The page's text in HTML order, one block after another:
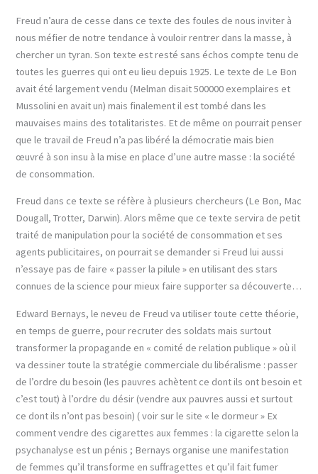
Freud n’aura de cesse dans ce texte des foules de nous inviter à
nous méfier de notre tendance à vouloir rentrer dans la masse, à
chercher un tyran. Son texte est resté sans échos compte tenu de
toutes les guerres qui ont eu lieu depuis 1925. Le texte de Le Bon
avait été largement vendu (Melman disait 500000 exemplaires et
Mussolini en avait un) mais finalement il est tombé dans les
mauvaises mains des totalitaristes. Et de même on pourrait penser
que le travail de Freud n’a pas libéré la démocratie mais bien
œuvré à son insu à la mise en place d’une autre masse : la société
de consommation.
Freud dans ce texte se réfère à plusieurs chercheurs (Le Bon, Mac
Dougall, Trotter, Darwin). Alors même que ce texte servira de petit
traité de manipulation pour la société de consommation et ses
agents publicitaires, on pourrait se demander si Freud lui aussi
n’essaye pas de faire « passer la pilule » en utilisant des stars
connues de la science pour mieux faire supporter sa découverte…
Edward Bernays, le neveu de Freud va utiliser toute cette théorie,
en temps de guerre, pour recruter des soldats mais surtout
transformer la propagande en « comité de relation publique » où il
va dessiner toute la stratégie commerciale du libéralisme : passer
de l’ordre du besoin (les pauvres achètent ce dont ils ont besoin et
c’est tout) à l’ordre du désir (vendre aux pauvres aussi et surtout
ce dont ils n’ont pas besoin) ( voir sur le site « le dormeur » Ex
comment vendre des cigarettes aux femmes : la cigarette selon la
psychanalyse est un pénis ; Bernays organise une manifestation
de femmes qu’il transforme en suffragettes et qu’il fait fumer